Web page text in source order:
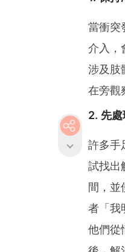
當衝突
介入，
涉及肢
在旁觀
2. 先
許多手
試找出
間，並
者「我
他們從